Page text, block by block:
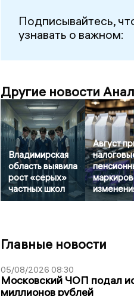
Подписывайтесь,
узнавать о важном:
Другие новости
Владимирская
область выявила
рост «серых»
частных школ
Август
Главные новости
05/08/2026 08:30
Московский ЧОП подал
миллионов рублей